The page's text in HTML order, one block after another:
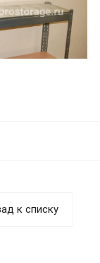
к списку